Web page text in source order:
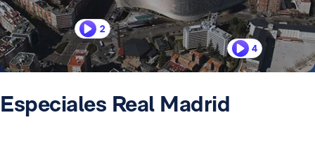
2
4
Especiales Real Madrid